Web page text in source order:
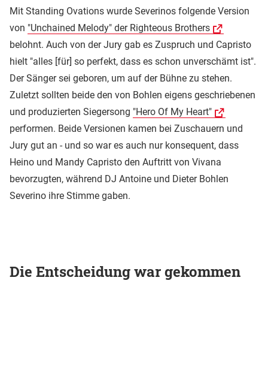
Mit Standing Ovations wurde Severinos folgende Version
von "Unchained Melody" der Righteous Brothers
belohnt. Auch von der Jury gab es Zuspruch und Capristo
hielt "alles [für] so perfekt, dass es schon unverschämt ist".
Der Sänger sei geboren, um auf der Bühne zu stehen.
Zuletzt sollten beide den von Bohlen eigens geschriebenen
und produzierten Siegersong "Hero Of My Heart"
performen. Beide Versionen kamen bei Zuschauern und
Jury gut an - und so war es auch nur konsequent, dass
Heino und Mandy Capristo den Auftritt von Vivana
bevorzugten, während DJ Antoine und Dieter Bohlen
Severino ihre Stimme gaben.
Die Entscheidung war gekommen